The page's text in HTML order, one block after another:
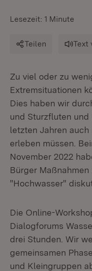
Lesezeit: 1 Minute
Teilen Text
Zu viel oder zu
Extremsituationen
Dies haben wir
und Sturzfluten
letzten Jahren
erleben müssen.
November 2022
Bürger
"Hochwasser"
Die Online-
Dialogforums
drei Stunden. Wir
gemeinsamen
und Kleingruppen